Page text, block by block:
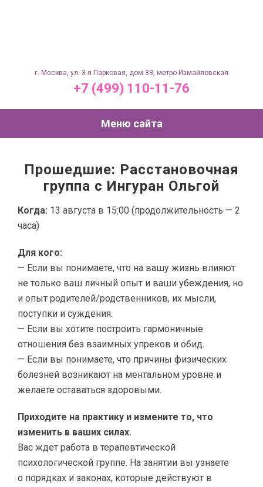
г. Москва, ул. 3-я Парковая, дом 33, метро Измайловская
+7 (499) 110-11-76
Меню сайта
Прошедшие: Расстановочная
группа с Ингуран Ольгой
Когда: 13 августа в 15:00 (продолжительность — 2
часа)
Для кого:
— Если вы понимаете, что на вашу жизнь влияют
не только ваш личный опыт и ваши убеждения, но
и опыт родителей/родственников, их мысли,
поступки и суждения.
— Если вы хотите построить гармоничные
отношения без взаимных упреков и обид.
— Если вы понимаете, что причины физических
болезней возникают на ментальном уровне и
желаете оставаться здоровыми.
Приходите на практику и измените то, что
изменить в ваших силах.
Вас ждет работа в терапевтической
психологической группе. На занятии вы узнаете
о порядках и законах, которые действуют в